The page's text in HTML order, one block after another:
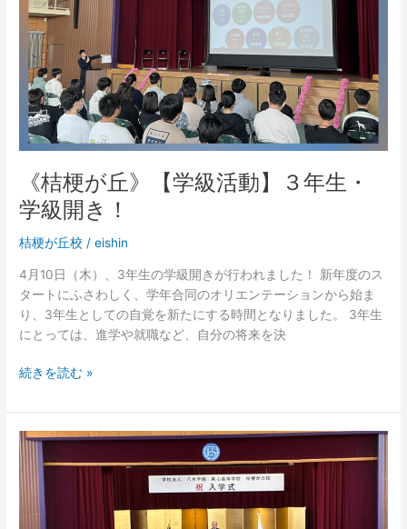
探
求
（２
年
生）
開
催！
《桔梗が丘》【学級活動】３年生・
学級開き！
桔梗が丘校 /eishin
4月10日（木）、3年生の学級開きが行われました！ 新年度のス
タートにふさわしく、学年合同のオリエンテーションから始ま
り、3年生としての自覚を新たにする時間となりました。 3年生
にとっては、進学や就職など、自分の将来を決
丘》
【学
活
動】
３
年
学
級
開
き！
続きを読む »
《桔
梗
が
丘》
【学